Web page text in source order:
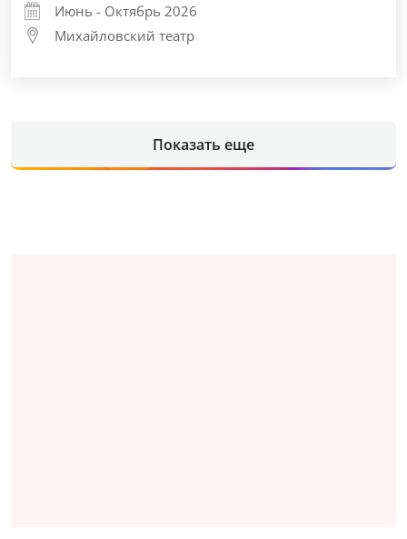
Июнь - Октябрь 2026
Михайловский театр
Показать еще